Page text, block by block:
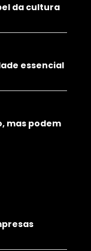
da cultura
essencial
mas podem